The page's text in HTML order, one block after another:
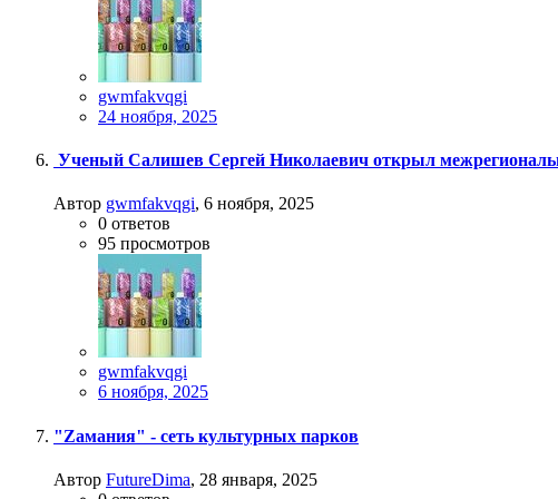
gwmfakvqgi
24 ноября, 2025
Ученый Салишев Сергей Николаевич открыл
Автор gwmfakvqgi, 6 ноября, 2025
0 ответов
95 просмотров
gwmfakvqgi
6 ноября, 2025
"Zамания" - сеть культурных парков
Автор FutureDima, 28 января, 2025